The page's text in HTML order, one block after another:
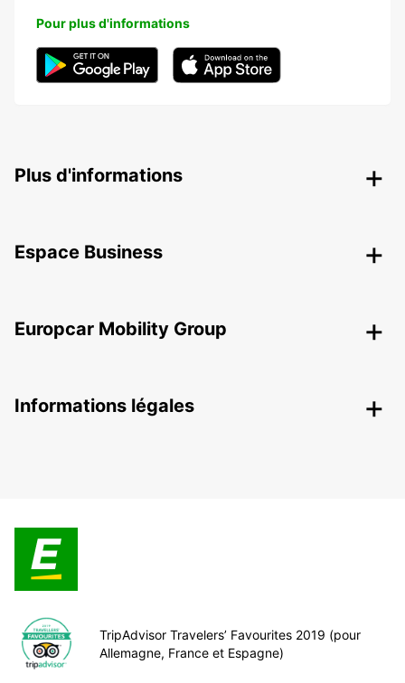
Pour plus d'informations
Plus d'informations
Espace Business
Europcar Mobility Group
Informations légales
TripAdvisor Travelers’ Favourites 2019 (pour
Allemagne, France et Espagne)